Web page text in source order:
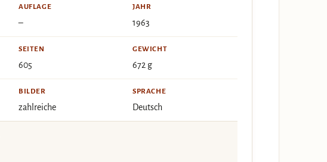
AUFLAGE
–
JAHR
1963
SEITEN
605
GEWICHT
672 g
BILDER
zahlreiche
SPRACHE
Deutsch